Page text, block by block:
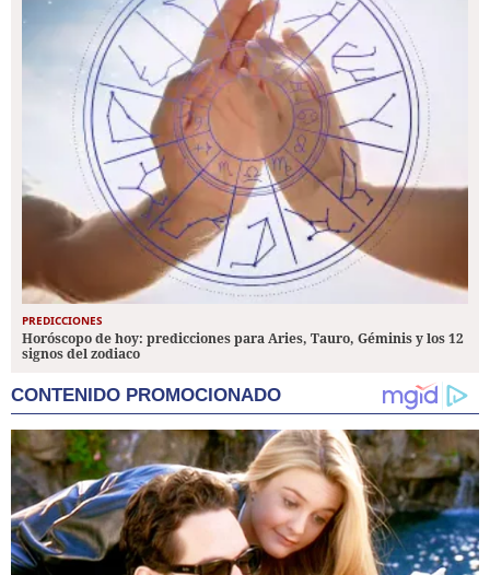
PREDICCIONES
Horóscopo de hoy: predicciones para Aries, Tauro, Géminis y los 12
signos del zodiaco
CONTENIDO PROMOCIONADO